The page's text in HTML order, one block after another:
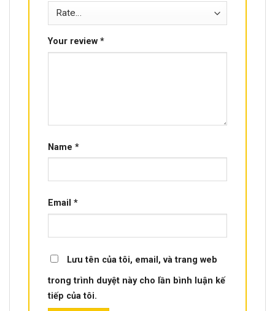
Your review *
Name *
Email *
Lưu tên của tôi, email, và trang web
trong trình duyệt này cho lần bình luận kế
tiếp của tôi.